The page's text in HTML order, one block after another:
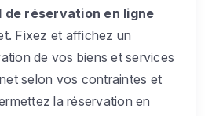
de réservation en ligne
Fixez et affichez un
de vos biens et services
selon vos contraintes et
la réservation en